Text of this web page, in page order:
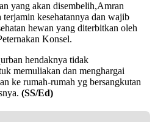
yang akan disembelih,Amran
terjamin kesehatannya dan wajib
hewan yang diterbitkan oleh
Konsel.
hendaknya tidak
memuliakan dan menghargai
ke rumah-rumah yg bersangkutan
(SS/Ed)